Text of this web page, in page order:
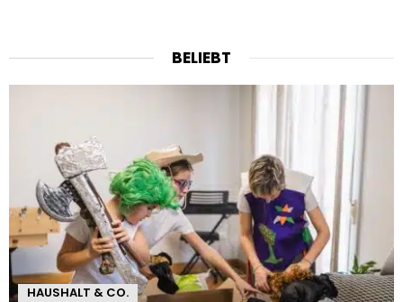
BELIEBT
HAUSHALT & CO.